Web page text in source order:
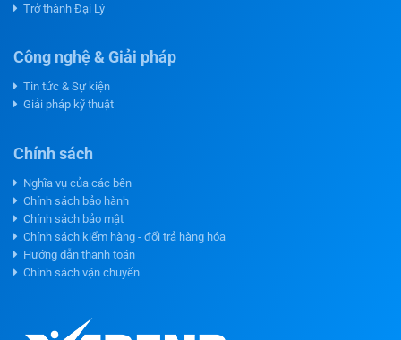
Trở thành Đại Lý
Công nghệ & Giải pháp
Tin tức & Sự kiện
Giải pháp kỹ thuật
Chính sách
Nghĩa vụ của các bên
Chính sách bảo hành
Chính sách bảo mật
Chính sách kiểm hàng - đổi trả hàng hóa
Hướng dẫn thanh toán
Chính sách vận chuyển